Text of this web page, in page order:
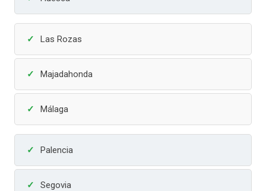
Las Rozas
Majadahonda
Málaga
Palencia
Segovia